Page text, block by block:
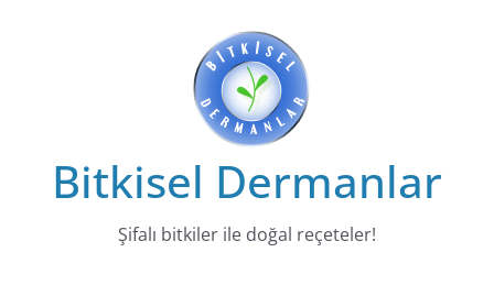
Bitkisel Dermanlar
Şifalı bitkiler ile doğal reçeteler!